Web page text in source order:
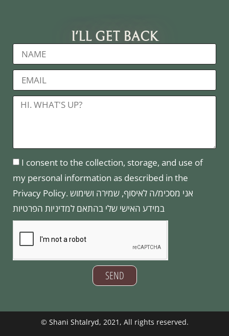
I'LL GET BACK
I consent to the collection, storage, and use of
my personal information as described in the
Privacy Policy. אני מסכימ/ה לאיסוף, שמירה ושימוש
במידע האישי שלי בהתאם למדיניות הפרטיות
SEND
© Shani Shtalryd, 2021, All rights reserved.